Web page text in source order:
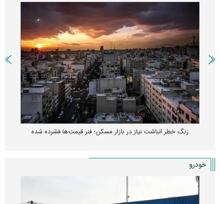
کارنامه مردود محسن پاک‌ نژاد؛ از افت شدید درآمد ارزی تا بازی با عزل و
خودرو